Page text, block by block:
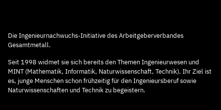
Die Ingenieurnachwuchs-Initiative des Arbeitgeberverbandes
Gesamtmetall.
Seit 1998 widmet sie sich bereits den Themen Ingenieurwesen und
MINT (Mathematik, Informatik, Naturwissenschaft, Technik). Ihr Ziel ist
es, junge Menschen schon frühzeitig für den Ingenieursberuf sowie
Naturwissenschaften und Technik zu begeistern.